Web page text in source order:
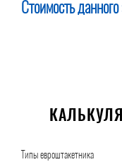
Стоимость
Типы евроштакетника